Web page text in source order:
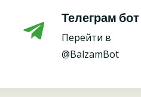
Телеграм бот
Перейти в
@BalzamBot